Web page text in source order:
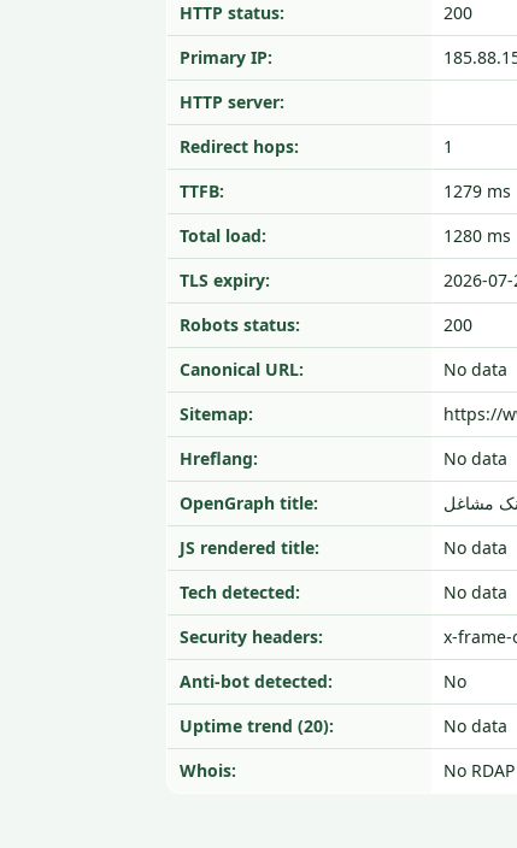
HTTP status:
200
Primary IP:
HTTP server:
Redirect hops:
1
TTFB:
1279 ms
Total load:
1280 ms
TLS expiry:
2026-
Robots status:
200
Canonical URL:
No data
Sitemap:
https://
Hreflang:
No data
OpenGraph title:
مشاغل
JS rendered title:
No data
Tech detected:
No data
Security headers:
x-
Anti-bot detected:
No
Uptime trend (20):
No data
Whois:
No